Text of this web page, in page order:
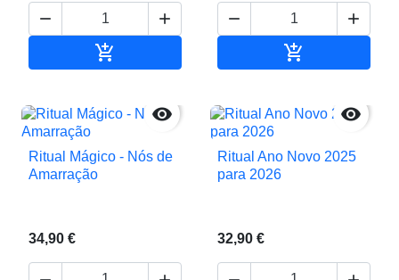
 

 


Ritual Mágico - Nós de
Amarração
34,90 €

Ritual Ano Novo 2025
para 2026
32,90 €